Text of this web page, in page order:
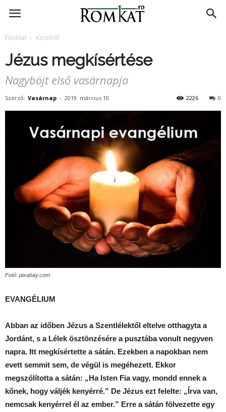
RomKat.ro
Főoldal Közelről
Jézus megkísértése
Nagyböjt első vasárnapja
Szerző: Vasárnap - 2019. március 10. 0
2226
Fotó: pixabay.com
EVANGÉLIUM
Abban az időben Jézus a Szentlélektől eltelve otthagyta a
Jordánt, s a Lélek ösztönzésére a pusztába vonult negyven
napra. Itt megkísértette a sátán. Ezekben a napokban nem
evett semmit sem, de végül is megéhezett. Ekkor
megszólította a sátán: „Ha Isten Fia vagy, mondd ennek a
kőnek, hogy váljék kenyérré.” De Jézus ezt felelte: „Írva van,
nemcsak kenyérrel él az ember.” Erre a sátán fölvezette egy